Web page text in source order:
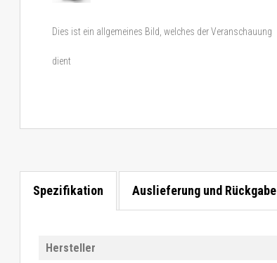
Dies ist ein allgemeines Bild, welches der Veranschauung
dient
Spezifikation Auslieferung und Rückgabe
Hersteller